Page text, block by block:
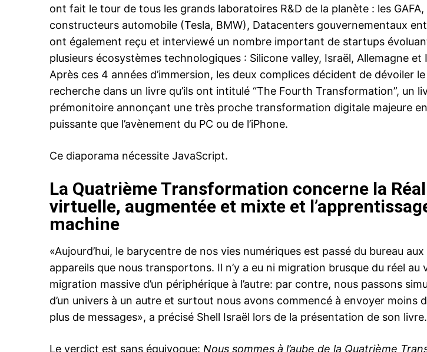
ont fait le tour de tous les grands laboratoires R&D de la planète : les GAFA,
constructeurs automobile (Tesla, BMW), Datacenters gouvernementaux
ont également reçu et interviewé un nombre important de startups
plusieurs écosystèmes technologiques : Silicone valley, Israël, Allemagne et
Après ces 4 années d’immersion, les deux complices décident de dévoiler
recherche dans un livre qu’ils ont intitulé “The Fourth Transformation”, un
prémonitoire annonçant une très proche transformation digitale majeure
puissante que l’avènement du PC ou de l’iPhone.
Ce diaporama nécessite JavaScript.
La Quatrième Transformation concerne la
virtuelle, augmentée et mixte et
machine
«Aujourd’hui, le barycentre de nos vies numériques est passé du bureau
appareils que nous transportons. Il n’y a eu ni migration brusque du réel au
migration massive d’un périphérique à l’autre: par contre, nous passons
d’un univers à un autre et surtout nous avons commencé à envoyer moins
plus de messages», a précisé Shell Israël lors de la présentation de son livre.
Le verdict est sans équivoque: Nous sommes à l’aube de la Quatrième